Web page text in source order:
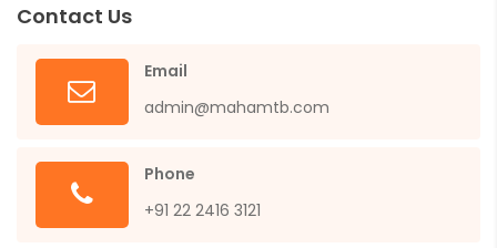
Contact Us
Email
admin@mahamtb.com
Phone
+91 22 2416 3121